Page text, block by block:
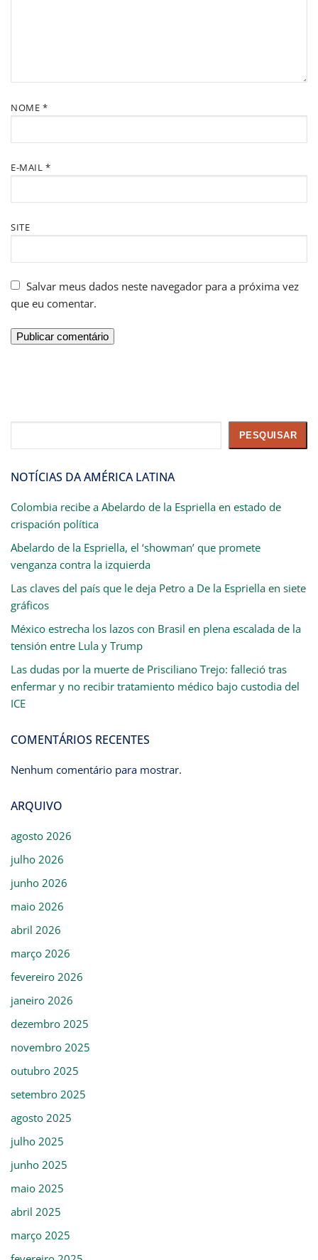
NOME *
E-MAIL *
SITE
Salvar meus dados neste navegador para a próxima vez
que eu comentar.
PESQUISAR
NOTÍCIAS DA AMÉRICA LATINA
Colombia recibe a Abelardo de la Espriella en estado de
crispación política
Abelardo de la Espriella, el ‘showman’ que promete
venganza contra la izquierda
Las claves del país que le deja Petro a De la Espriella en siete
gráficos
México estrecha los lazos con Brasil en plena escalada de la
tensión entre Lula y Trump
Las dudas por la muerte de Prisciliano Trejo: falleció tras
enfermar y no recibir tratamiento médico bajo custodia del
ICE
COMENTÁRIOS RECENTES
Nenhum comentário para mostrar.
ARQUIVO
agosto 2026
julho 2026
junho 2026
maio 2026
abril 2026
março 2026
fevereiro 2026
janeiro 2026
dezembro 2025
novembro 2025
outubro 2025
setembro 2025
agosto 2025
julho 2025
junho 2025
maio 2025
abril 2025
março 2025